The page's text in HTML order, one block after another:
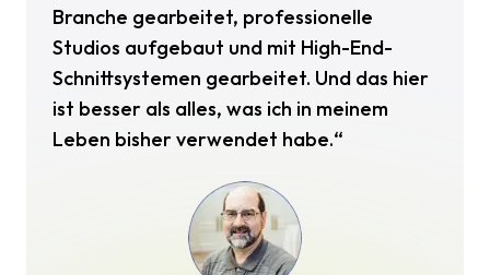
Branche gearbeitet, professionelle
Studios aufgebaut und mit High-End-
Schnittsystemen gearbeitet. Und das hier
ist besser als alles, was ich in meinem
Leben bisher verwendet habe.“